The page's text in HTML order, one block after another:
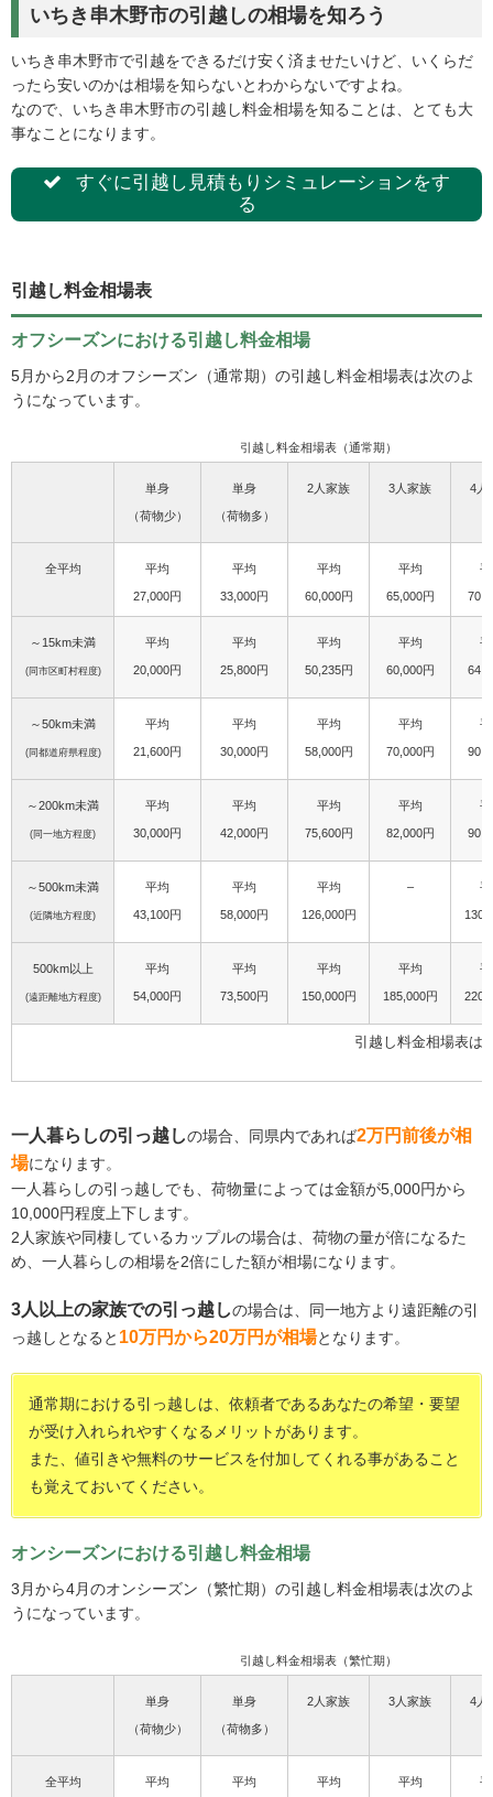
いちき串木野市の引越しの相場を知ろう
いちき串木野市で引越をできるだけ安く済ませたいけど、いくらだ
ったら安いのかは相場を知らないとわからないですよね。
なので、いちき串木野市の引越し料金相場を知ることは、とても大
事なことになります。
すぐに引越し見積もりシミュレーションをす
る
引越し料金相場表
オフシーズンにおける引越し料金相場
5月から2月のオフシーズン（通常期）の引越し料金相場表は次のよ
うになっています。
引越し料金相場表（通常期）
単身
（荷物少）
単身
（荷物多）
2人家族 3人家族 4人
全平均 平均
27,000円
平均
33,000円
平均
60,000円
平均
65,000円
～15km未満
(同市区町村程度)
平均
20,000円
平均
25,800円
平均
50,235円
平均
60,000円
～50km未満
(同都道府県程度)
平均
21,600円
平均
30,000円
平均
58,000円
平均
70,000円
～200km未満
(同一地方程度)
平均
30,000円
平均
42,000円
平均
75,600円
平均
82,000円
～500km未満
(近隣地方程度)
平均
43,100円
平均
58,000円
平均
126,000円
–
500km以上
(遠距離地方程度)
平均
54,000円
平均
73,500円
平均
150,000円
平均
185,000円
引越し料金相場表は
一人暮らしの引っ越しの場合、同県内であれば2万円前後が相
場になります。
一人暮らしの引っ越しでも、荷物量によっては金額が5,000円から
10,000円程度上下します。
2人家族や同棲しているカップルの場合は、荷物の量が倍になるた
め、一人暮らしの相場を2倍にした額が相場になります。
3人以上の家族での引っ越しの場合は、同一地方より遠距離の引
っ越しとなると 10万円から20万円が相場となります。
通常期における引っ越しは、依頼者であるあなたの希望・要望
が受け入れられやすくなるメリットがあります。
また、値引きや無料のサービスを付加してくれる事があること
も覚えておいてください。
オンシーズンにおける引越し料金相場
3月から4月のオンシーズン（繁忙期）の引越し料金相場表は次のよ
うになっています。
引越し料金相場表（繁忙期）
単身
（荷物少）
単身
（荷物多）
2人家族 3人家族 4人
全平均 平均 平均 平均 平均